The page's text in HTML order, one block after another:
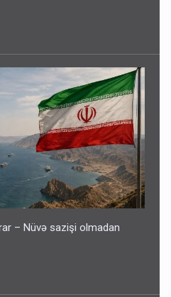
– Nüvə sazişi olmadan